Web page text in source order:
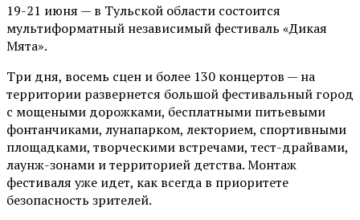
19-21 июня — в Тульской области состоится
мультиформатный независимый фестиваль «Дикая
Мята».
Три дня, восемь сцен и более 130 концертов — на
территории развернется большой фестивальный город
с мощеными дорожками, бесплатными питьевыми
фонтанчиками, лунапарком, лекторием, спортивными
площадками, творческими встречами, тест-драйвами,
лаунж-зонами и территорией детства. Монтаж
фестиваля уже идет, как всегда в приоритете
безопасность зрителей.